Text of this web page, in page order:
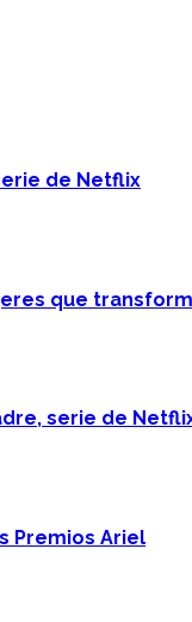
de Netflix
que
serie de
Premios Ariel